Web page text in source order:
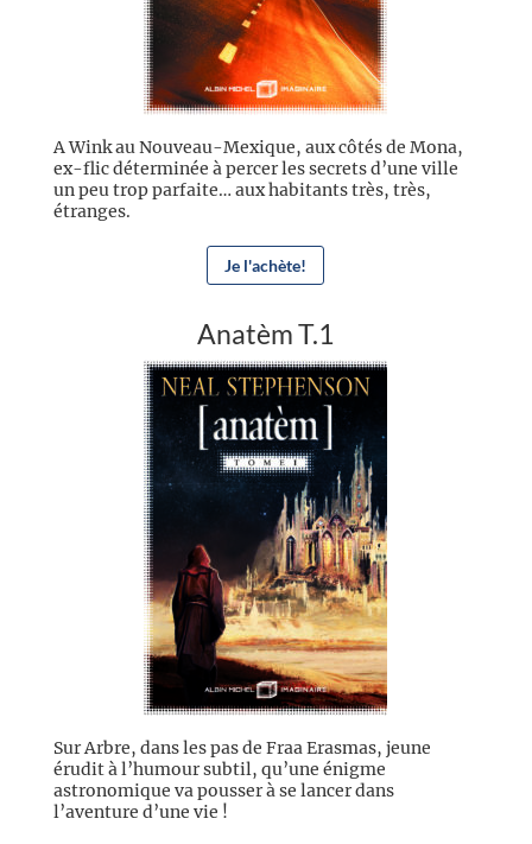
A Wink au Nouveau-Mexique, aux côtés de Mona,
ex-flic déterminée à percer les secrets d’une ville
un peu trop parfaite… aux habitants très, très,
étranges.
Je l'achète!
Anatèm T.1
Sur Arbre, dans les pas de Fraa Erasmas, jeune
érudit à l’humour subtil, qu’une énigme
astronomique va pousser à se lancer dans
l’aventure d’une vie !